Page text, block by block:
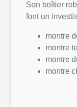
Son boîtier
font un
montre
montre
montre
montre